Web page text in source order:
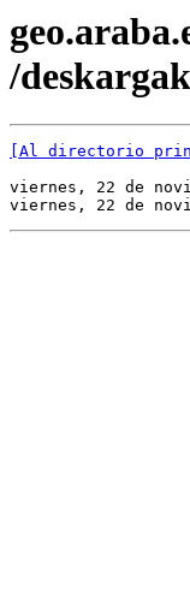
/
[Al directorio
viernes, 22 de
viernes, 22 de